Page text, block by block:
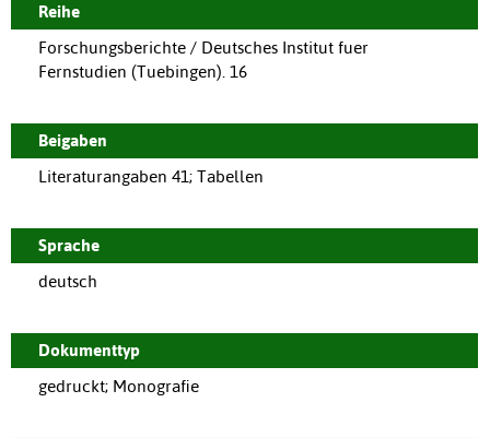
Reihe
Forschungsberichte / Deutsches Institut fuer
Fernstudien (Tuebingen). 16
Beigaben
Literaturangaben 41; Tabellen
Sprache
deutsch
Dokumenttyp
gedruckt; Monografie